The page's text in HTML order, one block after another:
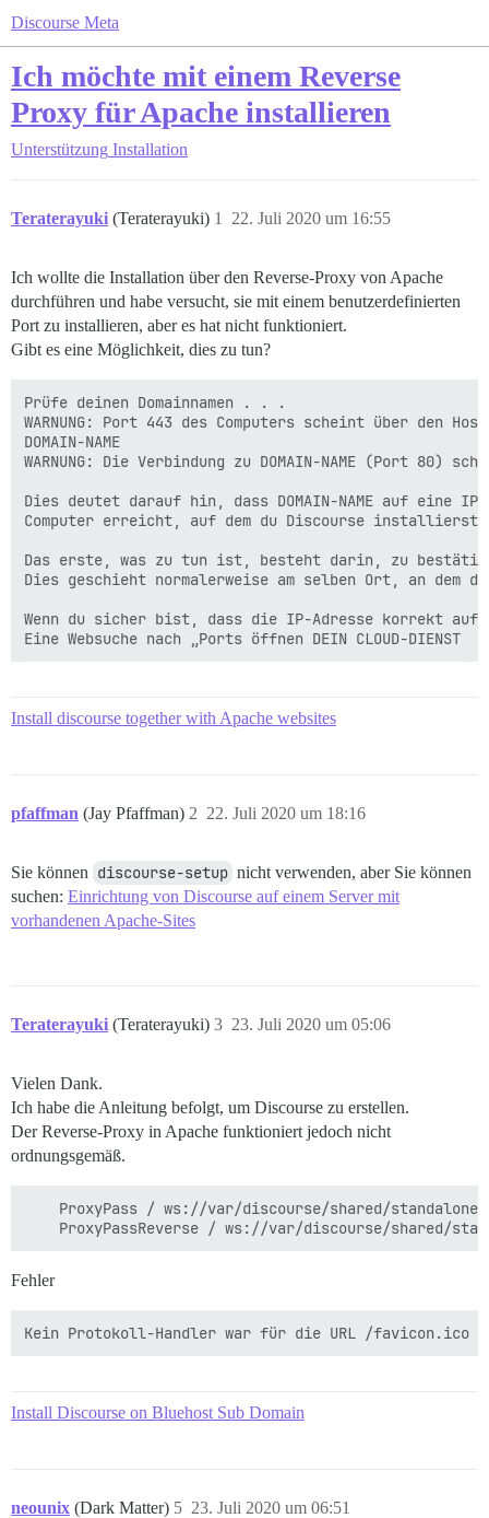
Discourse Meta
Ich möchte mit einem Reverse
Proxy für Apache installieren
Unterstützung Installation
Teraterayuki (Teraterayuki) 22. Juli 2020 um 16:55
1
Ich wollte die Installation über den Reverse-Proxy von Apache
durchführen und habe versucht, sie mit einem benutzerdefinierten
Port zu installieren, aber es hat nicht funktioniert.
Gibt es eine Möglichkeit, dies zu tun?
Prüfe deinen Domainnamen . . .
WARNUNG: Port 443 des Computers scheint über den
DOMAIN-NAME
WARNUNG: Die Verbindung zu DOMAIN-NAME (Port 80)
Dies deutet darauf hin, dass DOMAIN-NAME auf eine
Computer erreicht, auf dem du Discourse installierst.
Das erste, was zu tun ist, besteht darin, zu
Dies geschieht normalerweise am selben Ort, an dem
Wenn du sicher bist, dass die IP-Adresse korrekt
Eine Websuche nach „Ports öffnen DEIN CLOUD-DIENST
Install discourse together with Apache websites
pfaffman (Jay Pfaffman) 22. Juli 2020 um 18:16
2
Sie können discourse-setup nicht verwenden, aber Sie können
suchen: Einrichtung von Discourse auf einem Server mit
vorhandenen Apache-Sites
Teraterayuki (Teraterayuki) 23. Juli 2020 um 05:06
3
Vielen Dank.
Ich habe die Anleitung befolgt, um Discourse zu erstellen.
Der Reverse-Proxy in Apache funktioniert jedoch nicht
ordnungsgemäß.
ProxyPass / ws://var/discourse/shared/
Fehler
Install Discourse on Bluehost Sub Domain
neounix (Dark Matter) 23. Juli 2020 um 06:51
5